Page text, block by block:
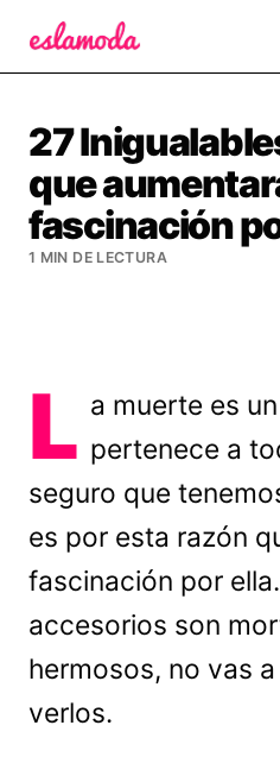
27
que
fascinación
1 MIN DE LECTURA
L a muerte es
pertenece a
seguro que
es por esta razón
fascinación por
accesorios son
hermosos, no vas
verlos.